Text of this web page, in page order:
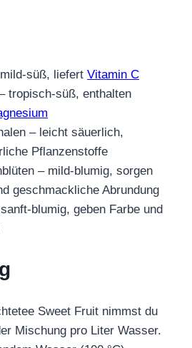
süß, liefert Vitamin C
tropisch-süß, enthalten
– leicht säuerlich,
Pflanzenstoffe
– mild-blumig, sorgen
geschmackliche Abrundung
blumig, geben Farbe und
Sweet Fruit nimmst du
Mischung pro Liter Wasser.